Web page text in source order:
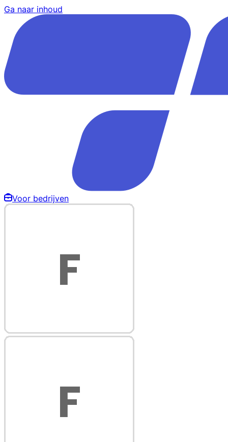
Ga naar inhoud
Voor bedrijven